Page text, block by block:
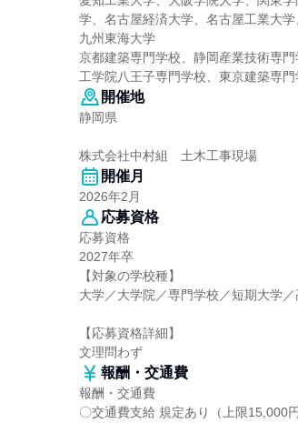
学、名古屋経済大学、名古屋工業大
九州東海大学
京都建築専門学校、静岡産業技術専
工学院八王子専門学校、東京建築専
開催地
静岡県
株式会社中村組 土木工事現場
開催月
2026年2月
応募資格
応募資格
2027年卒
【対象の学校種】
大学／大学院／専門学校／短期大学
【応募資格詳細】
文理問わず
報酬・交通費
報酬・交通費
〇交通費支給 規定あり（上限15,000円